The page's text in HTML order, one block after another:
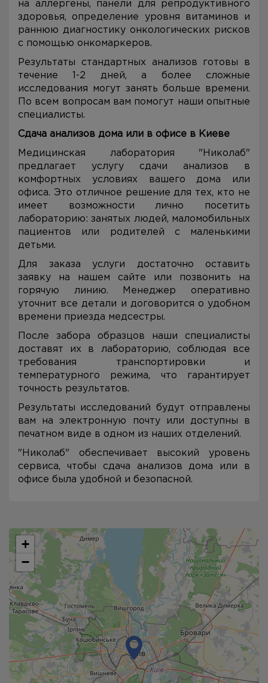
+
−
на аллергены, панели для репродуктивного
здоровья, определение уровня витаминов и
раннюю диагностику онкологических рисков
с помощью онкомаркеров.
Результаты стандартных анализов готовы в
течение 1-2 дней, а более сложные
исследования могут занять больше времени.
По всем вопросам вам помогут наши опытные
специалисты.
Сдача анализов дома или в офисе в Киеве
Медицинская лаборатория "Николаб"
предлагает услугу сдачи анализов в
комфортных условиях вашего дома или
офиса. Это отличное решение для тех, кто не
имеет возможности лично посетить
лабораторию: занятых людей, маломобильных
пациентов или родителей с маленькими
детьми.
Для заказа услуги достаточно оставить
заявку на нашем сайте или позвонить на
горячую линию. Менеджер оперативно
уточнит все детали и договорится о удобном
времени приезда медсестры.
После забора образцов наши специалисты
доставят их в лабораторию, соблюдая все
требования транспортировки и
температурного режима, что гарантирует
точность результатов.
Результаты исследований будут отправлены
вам на электронную почту или доступны в
печатном виде в одном из наших отделений.
"Николаб" обеспечивает высокий уровень
сервиса, чтобы сдача анализов дома или в
офисе была удобной и безопасной.